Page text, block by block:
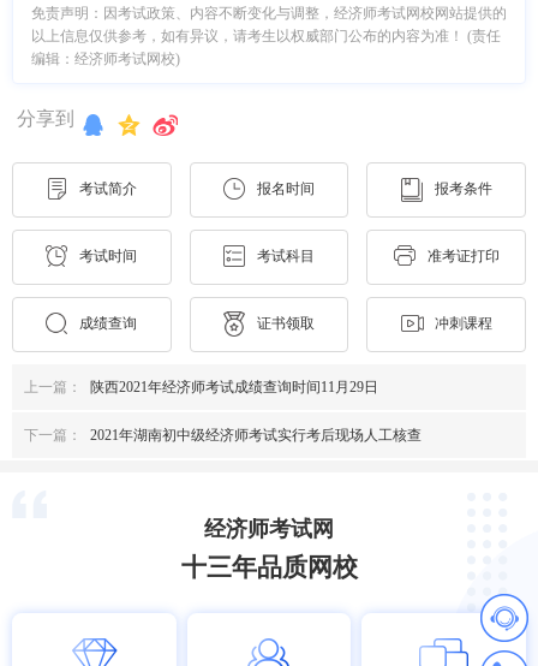
免责声明：因考试政策、内容不断变化与调整，经济师考试网校网站提供的
以上信息仅供参考，如有异议，请考生以权威部门公布的内容为准！ (责任
编辑：经济师考试网校)
分享到
考试简介 报名时间 报考条件
考试时间 考试科目 准考证打印
成绩查询 证书领取 冲刺课程
上一篇： 陕西2021年经济师考试成绩查询时间11月29日
下一篇： 2021年湖南初中级经济师考试实行考后现场人工核查
经济师考试网
十三年品质网校